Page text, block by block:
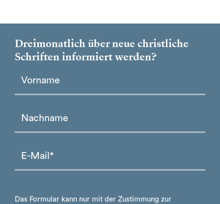
Dreimonatlich über neue christliche
Schriften informiert werden?
Das Formular kann nur mit der Zustimmung zur